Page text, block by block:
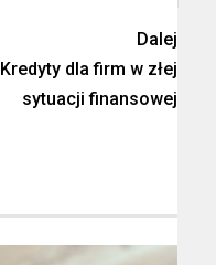
Dalej
Kredyty dla firm w złej
sytuacji finansowej